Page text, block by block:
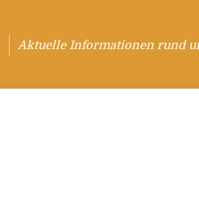
Aktuelle Informationen rund